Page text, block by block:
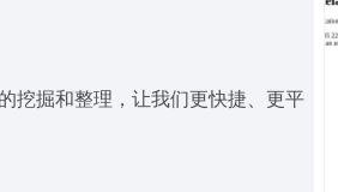
挖掘和整理，让我们更快捷、更平